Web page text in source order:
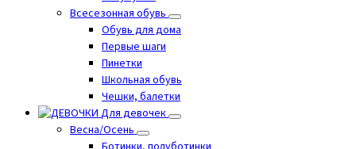
Всесезонная обувь
Обувь для дома
Первые шаги
Пинетки
Школьная обувь
Чешки, балетки
Для девочек
Весна/Осень